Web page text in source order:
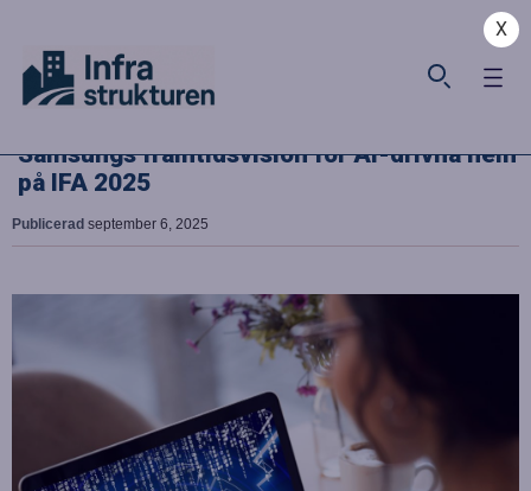
X
Samsungs framtidsvision för AI-drivna hem
på IFA 2025
Publicerad september 6, 2025